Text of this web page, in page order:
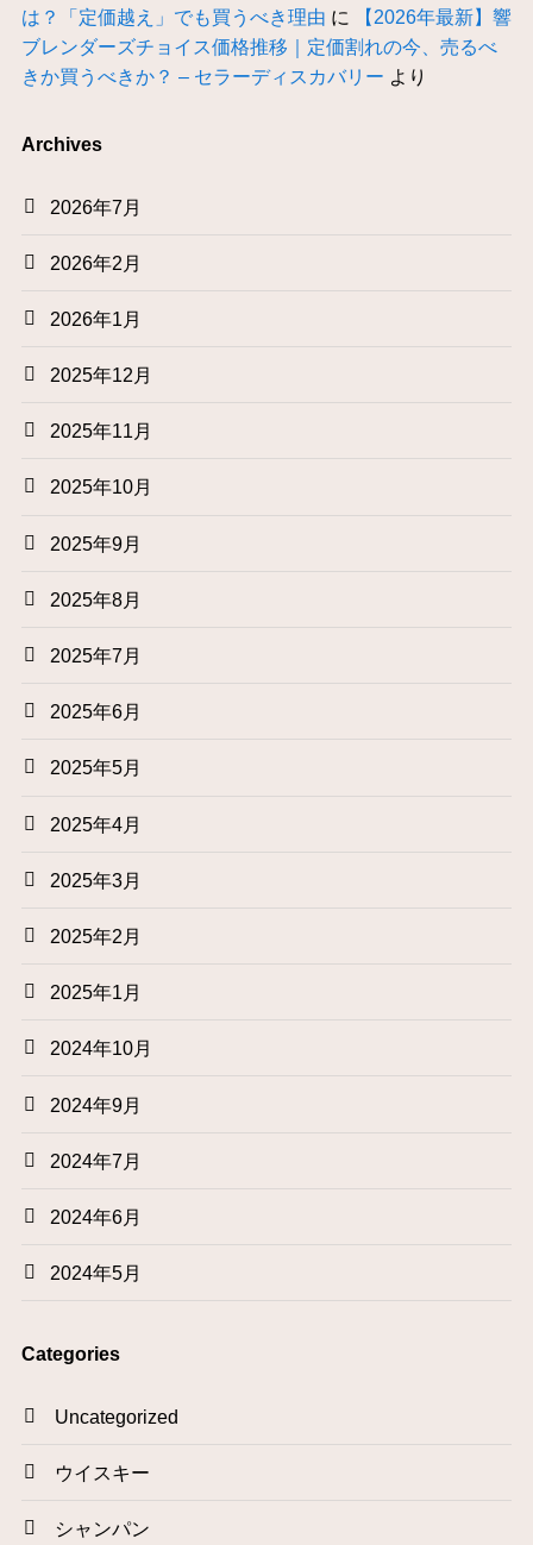
は？「定価越え」でも買うべき理由 に
【2026年最新】響
ブレンダーズチョイス価格推移｜定価割れの今、売るべ
きか買うべきか？ – セラーディスカバリー より
Archives
2026年7月
2026年2月
2026年1月
2025年12月
2025年11月
2025年10月
2025年9月
2025年8月
2025年7月
2025年6月
2025年5月
2025年4月
2025年3月
2025年2月
2025年1月
2024年10月
2024年9月
2024年7月
2024年6月
2024年5月
Categories
Uncategorized
ウイスキー
シャンパン